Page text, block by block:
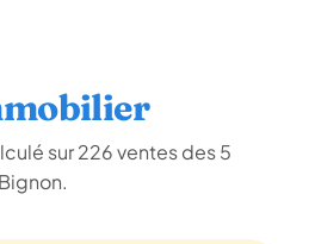
sur 226 ventes des 5